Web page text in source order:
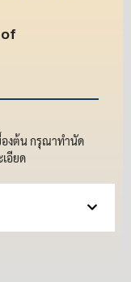
of
องต้น กรุณาทำนัด
อียด